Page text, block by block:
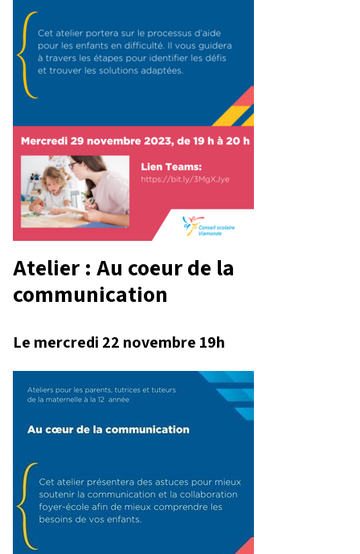
Atelier : Au coeur de la
communication
Le mercredi 22 novembre 19h